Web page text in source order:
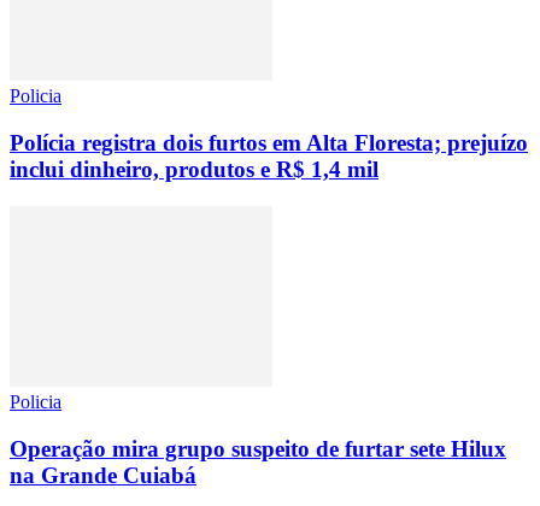
Policia
Polícia registra dois furtos em Alta Floresta; prejuízo
inclui dinheiro, produtos e R$ 1,4 mil
Policia
Operação mira grupo suspeito de furtar sete Hilux
na Grande Cuiabá